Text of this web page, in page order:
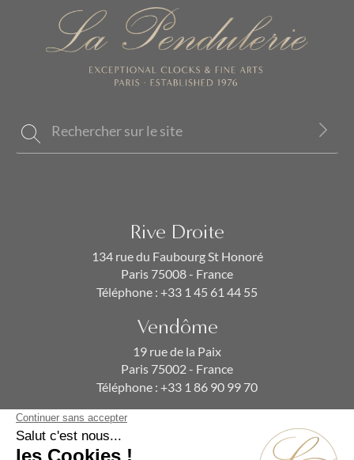
Rive Droite
134 rue du Faubourg St Honoré
Paris 75008 - France
Téléphone : +33 1 45 61 44 55
Vendôme
19 rue de la Paix
Paris 75002 - France
Téléphone : +33 1 86 90 99 70